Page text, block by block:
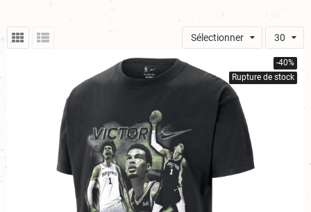
Sélectionner 30
-40%
Rupture de stock